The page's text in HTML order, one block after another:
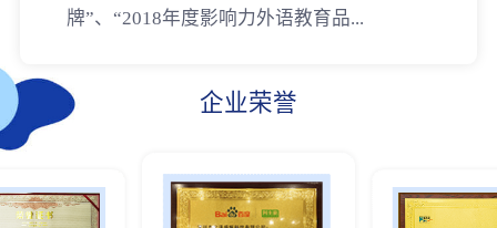
牌”、“2018年度影响力外语教育品...
企业荣誉